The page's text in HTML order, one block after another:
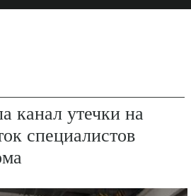
канал утечки на
специалистов